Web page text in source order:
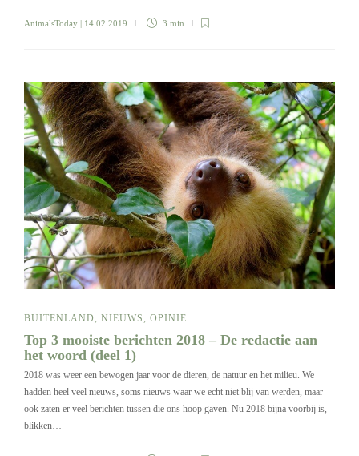
AnimalsToday | 14 02 2019 3 min
BUITENLAND, NIEUWS, OPINIE
Top 3 mooiste berichten 2018 – De redactie aan
het woord (deel 1)
2018 was weer een bewogen jaar voor de dieren, de natuur en het milieu. We
hadden heel veel nieuws, soms nieuws waar we echt niet blij van werden, maar
ook zaten er veel berichten tussen die ons hoop gaven. Nu 2018 bijna voorbij is,
blikken…